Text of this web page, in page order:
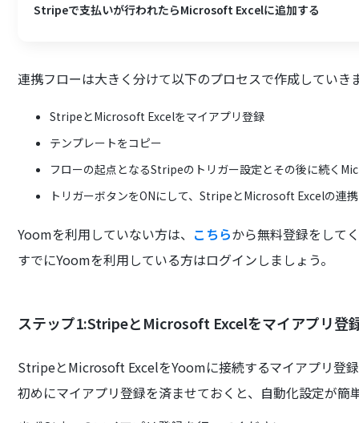
Stripeで支払いが行われたらMicrosoft Excelに追加する
連携フローは大きく分けて以下のプロセスで作成していき
StripeとMicrosoft Excelをマイアプリ登録
テンプレートをコピー
フローの起点となるStripeのトリガー設定とその後に続く
トリガーボタンをONにして、StripeとMicrosoft Excelの連
Yoomを利用していない方は、 こちらから無料登録をして
すでにYoomを利用している方はログインしましょう。
ステップ1:StripeとMicrosoft Excelをマイアプリ登
StripeとMicrosoft ExcelをYoomに接続するマイアプリ登
初めにマイアプリ登録を済ませておくと、自動化設定が簡